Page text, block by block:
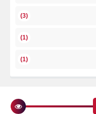
(3)
(1)
(1)